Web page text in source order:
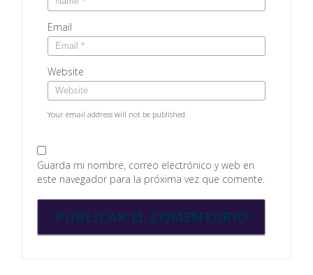
Email
Website
Your email address will not be published.
Guarda mi nombre, correo electrónico y web en
este navegador para la próxima vez que comente.